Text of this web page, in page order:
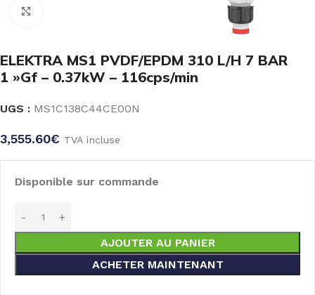
ELEKTRA MS1 PVDF/EPDM 310 L/H 7 BAR
1 »Gf – 0.37kW – 116cps/min
UGS : MS1C138C44CE00N
3,555.60€ TVA incluse
Disponible sur commande
AJOUTER AU PANIER
ACHETER MAINTENANT